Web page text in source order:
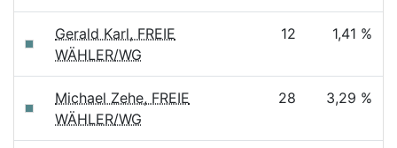
Gerald Karl, FREIE
WÄHLER/WG
12 1,41 %
Michael Zehe, FREIE
WÄHLER/WG
28 3,29 %